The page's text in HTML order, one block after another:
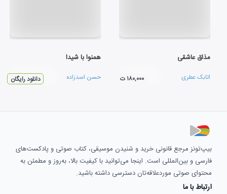
مذاق عاشقی
اتابک عطری ۱۸۰,۰۰۰ ت
همنوا با شيدا
حسن اسدزاده دانلود رایگان
بیپ‌تونز مرجع قانونی خرید و شنیدن موسیقی، کتاب صوتی و پادکست‌های
فارسی و بین‌المللی است. اینجا می‌توانید با کیفیت بالا، به‌روز و مطمئن به
محتوای صوتی موردعلاقه‌تان دسترسی داشته باشید.
ارتباط با ما